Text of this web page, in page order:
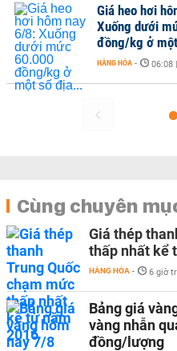
Giá heo hơi
Xuống dưới
đồng/kg ở
HÀNG HÓA - 06:08
Cùng chuyên
Giá thép
thấp nhất kể
HÀNG HÓA - 6 giờ
Bảng giá
vàng nhẫn
đồng/lượng